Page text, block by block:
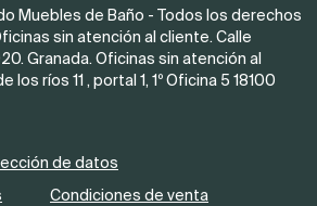
Muebles de Baño - Todos los derechos
sin atención al cliente. Calle
Granada. Oficinas sin atención al
los ríos 11 , portal 1, 1º Oficina 5 18100
de datos
Condiciones de venta